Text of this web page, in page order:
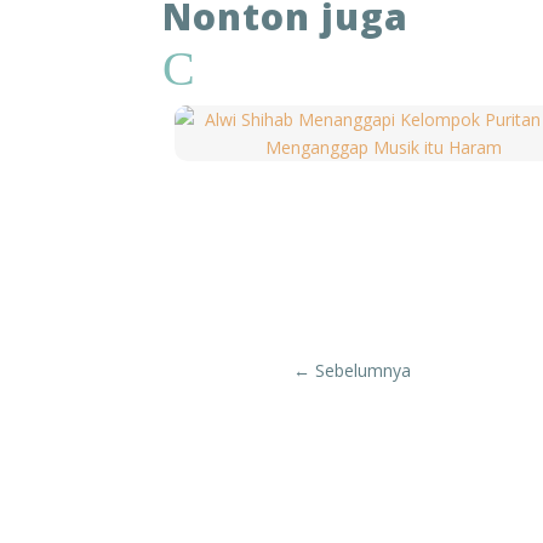
Allah tidak akan meninggalkan kita
Pada saat bekalnya yang dibawa
untuk melihat kafilah yang
kumpulan burung berarti ada air di
yang dilakukan umat Islam ketika
anaknya. Setelah 7 kali ia bolak-
“Berjalan dari Safa ke Marwa
Nonton juga
C
← Sebelumnya